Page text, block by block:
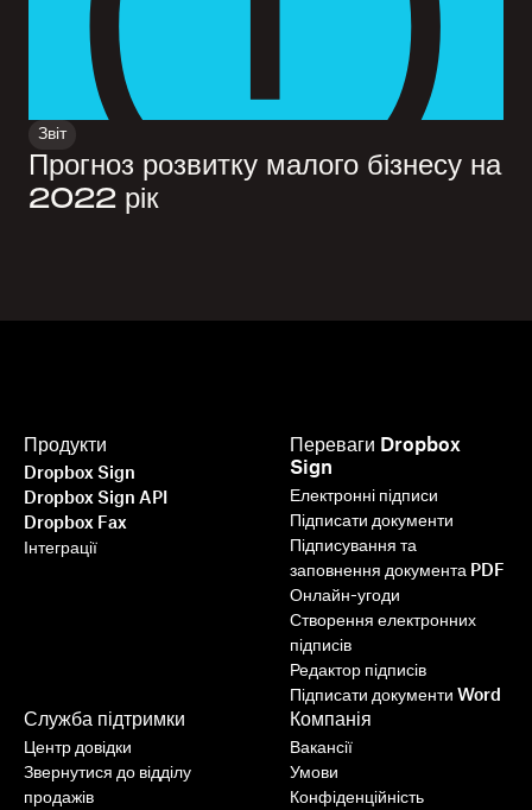
Звіт
Прогноз розвитку малого бізнесу на
2022 рік
Продукти
Dropbox Sign
Dropbox Sign API
Dropbox Fax
Інтеграції
Переваги Dropbox
Sign
Електронні підписи
Підписати документи
Підписування та
заповнення документа PDF
Онлайн-угоди
Створення електронних
підписів
Редактор підписів
Підписати документи Word
Служба підтримки
Центр довідки
Звернутися до відділу
продажів
Компанія
Вакансії
Умови
Конфіденційність